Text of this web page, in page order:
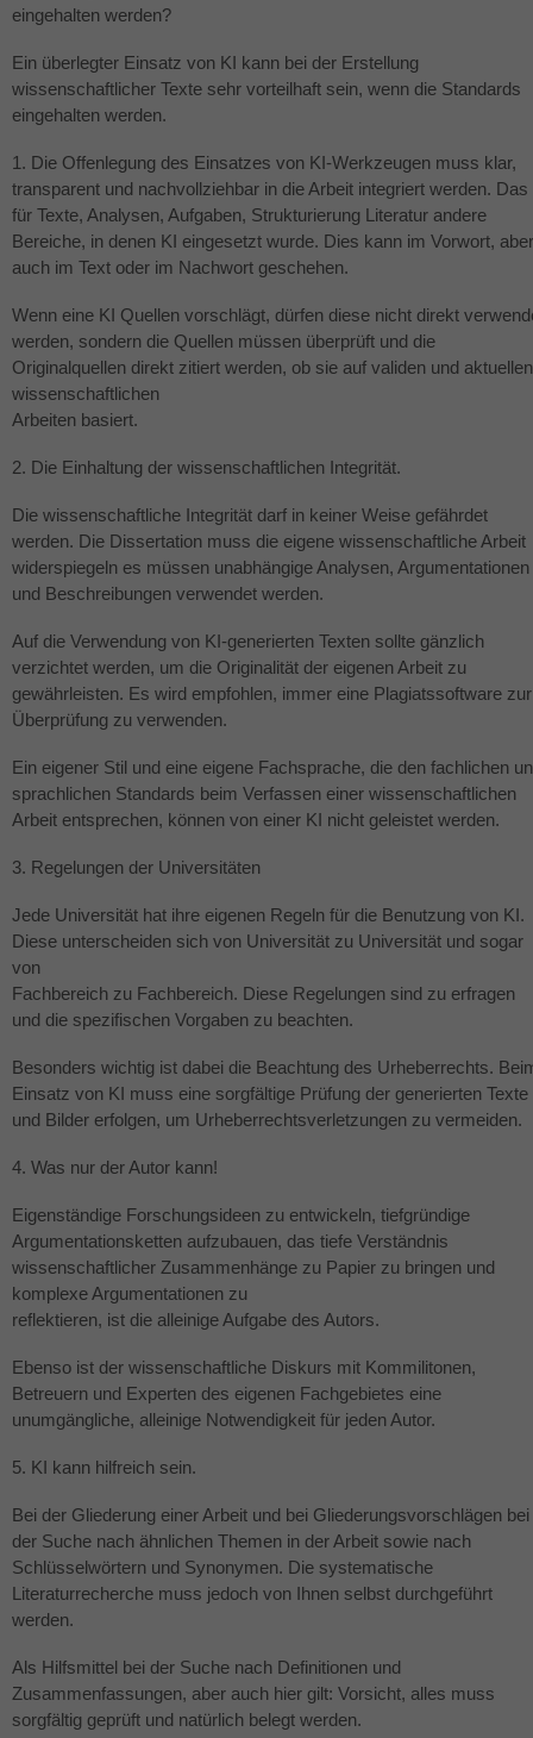
eingehalten werden?
Ein überlegter Einsatz von KI kann bei der Erstellung
wissenschaftlicher Texte sehr vorteilhaft sein, wenn die Standards
eingehalten werden.
1. Die Offenlegung des Einsatzes von KI-Werkzeugen muss klar,
transparent und nachvollziehbar in die Arbeit integriert werden. Das
für Texte, Analysen, Aufgaben, Strukturierung Literatur andere
Bereiche, in denen KI eingesetzt wurde. Dies kann im Vorwort, aber
auch im Text oder im Nachwort geschehen.
Wenn eine KI Quellen vorschlägt, dürfen diese nicht direkt
werden, sondern die Quellen müssen überprüft und die
Originalquellen direkt zitiert werden, ob sie auf validen und aktuellen
wissenschaftlichen
Arbeiten basiert.
2. Die Einhaltung der wissenschaftlichen Integrität.
Die wissenschaftliche Integrität darf in keiner Weise gefährdet
werden. Die Dissertation muss die eigene wissenschaftliche Arbeit
widerspiegeln es müssen unabhängige Analysen, Argumentationen
und Beschreibungen verwendet werden.
Auf die Verwendung von KI-generierten Texten sollte gänzlich
verzichtet werden, um die Originalität der eigenen Arbeit zu
gewährleisten. Es wird empfohlen, immer eine Plagiatssoftware zur
Überprüfung zu verwenden.
Ein eigener Stil und eine eigene Fachsprache, die den fachlichen
sprachlichen Standards beim Verfassen einer wissenschaftlichen
Arbeit entsprechen, können von einer KI nicht geleistet werden.
3. Regelungen der Universitäten
Jede Universität hat ihre eigenen Regeln für die Benutzung von KI.
Diese unterscheiden sich von Universität zu Universität und sogar
von
Fachbereich zu Fachbereich. Diese Regelungen sind zu erfragen
und die spezifischen Vorgaben zu beachten.
Besonders wichtig ist dabei die Beachtung des Urheberrechts.
Einsatz von KI muss eine sorgfältige Prüfung der generierten Texte
und Bilder erfolgen, um Urheberrechtsverletzungen zu vermeiden.
4. Was nur der Autor kann!
Eigenständige Forschungsideen zu entwickeln, tiefgründige
Argumentationsketten aufzubauen, das tiefe Verständnis
wissenschaftlicher Zusammenhänge zu Papier zu bringen und
komplexe Argumentationen zu
reflektieren, ist die alleinige Aufgabe des Autors.
Ebenso ist der wissenschaftliche Diskurs mit Kommilitonen,
Betreuern und Experten des eigenen Fachgebietes eine
unumgängliche, alleinige Notwendigkeit für jeden Autor.
5. KI kann hilfreich sein.
Bei der Gliederung einer Arbeit und bei Gliederungsvorschlägen bei
der Suche nach ähnlichen Themen in der Arbeit sowie nach
Schlüsselwörtern und Synonymen. Die systematische
Literaturrecherche muss jedoch von Ihnen selbst durchgeführt
werden.
Als Hilfsmittel bei der Suche nach Definitionen und
Zusammenfassungen, aber auch hier gilt: Vorsicht, alles muss
sorgfältig geprüft und natürlich belegt werden.